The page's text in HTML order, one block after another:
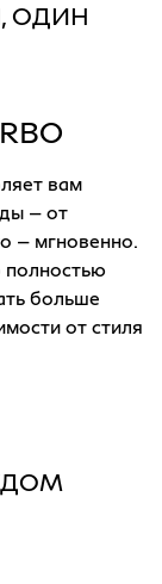
ОДИН
вам
— от
— мгновенно.
полностью
больше
от стиля